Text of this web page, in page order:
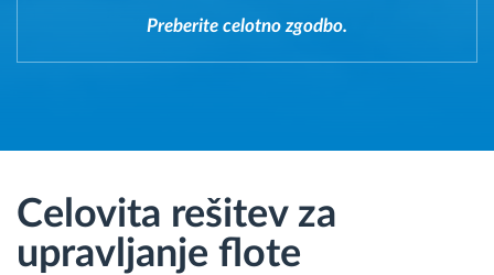
Preberite celotno zgodbo.
Celovita rešitev za
upravljanje flote